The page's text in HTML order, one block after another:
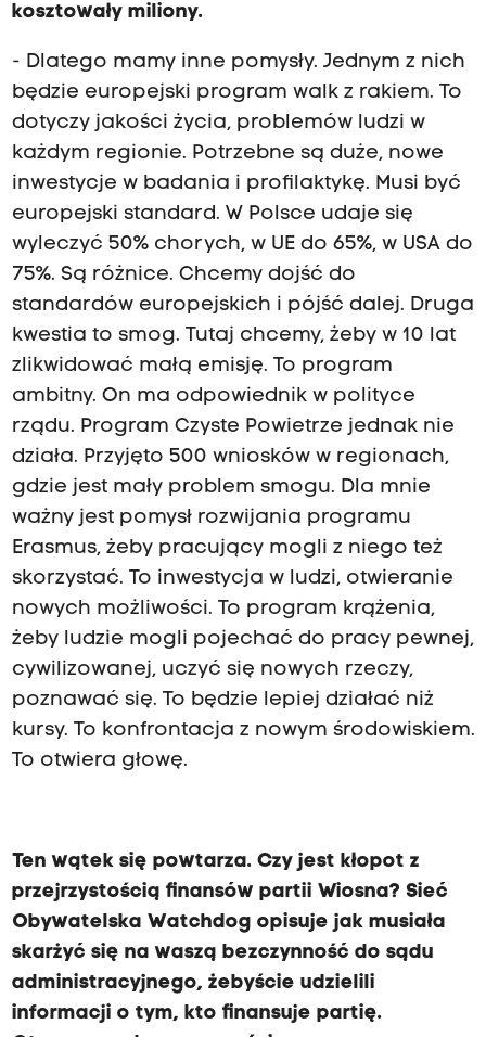
kosztowały miliony.
- Dlatego mamy inne pomysły. Jednym z nich
będzie europejski program walk z rakiem. To
dotyczy jakości życia, problemów ludzi w
każdym regionie. Potrzebne są duże, nowe
inwestycje w badania i profilaktykę. Musi być
europejski standard. W Polsce udaje się
wyleczyć 50% chorych, w UE do 65%, w USA do
75%. Są różnice. Chcemy dojść do
standardów europejskich i pójść dalej. Druga
kwestia to smog. Tutaj chcemy, żeby w 10 lat
zlikwidować małą emisję. To program
ambitny. On ma odpowiednik w polityce
rządu. Program Czyste Powietrze jednak nie
działa. Przyjęto 500 wniosków w regionach,
gdzie jest mały problem smogu. Dla mnie
ważny jest pomysł rozwijania programu
Erasmus, żeby pracujący mogli z niego też
skorzystać. To inwestycja w ludzi, otwieranie
nowych możliwości. To program krążenia,
żeby ludzie mogli pojechać do pracy pewnej,
cywilizowanej, uczyć się nowych rzeczy,
poznawać się. To będzie lepiej działać niż
kursy. To konfrontacja z nowym środowiskiem.
To otwiera głowę.
Ten wątek się powtarza. Czy jest kłopot z
przejrzystością finansów partii Wiosna? Sieć
Obywatelska Watchdog opisuje jak musiała
skarżyć się na waszą bezczynność do sądu
administracyjnego, żebyście udzielili
informacji o tym, kto finansuje partię.